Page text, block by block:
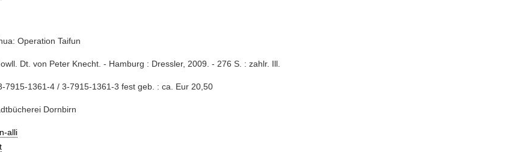
Operation Taifun
Dt. von Peter Knecht. - Hamburg : Dressler, 2009. - 276 S. : zahlr. Ill.
7915-1361-4 / 3-7915-1361-3 fest geb. : ca. Eur 20,50
Dornbirn
alli